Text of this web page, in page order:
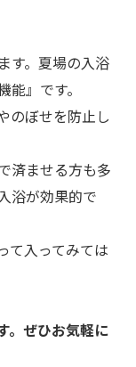
す。夏場の入浴
』です。
のぼせを防止し
済ませる方も多
浴が効果的で
て入ってみては
。ぜひお気軽に